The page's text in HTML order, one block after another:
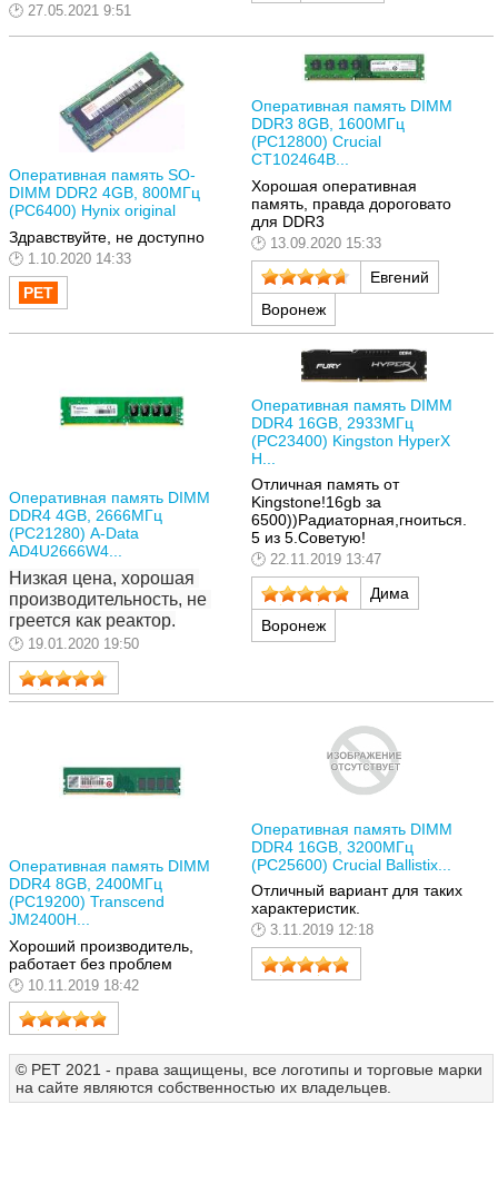
27.05.2021 9:51
Оперативная память SO-
DIMM DDR2 4GB, 800МГц
(PC6400) Hynix original
Здравствуйте, не доступно
1.10.2020 14:33
Оперативная память DIMM
DDR3 8GB, 1600МГц
(PC12800) Crucial
CT102464B...
Хорошая оперативная
память, правда дороговато
для DDR3
13.09.2020 15:33
Евгений
Воронеж
Оперативная память DIMM
DDR4 4GB, 2666МГц
(PC21280) A-Data
AD4U2666W4...
Низкая цена, хорошая
производительность, не
греется как реактор.
19.01.2020 19:50
Оперативная память DIMM
DDR4 16GB, 2933МГц
(PC23400) Kingston HyperX
H...
Отличная память от
Kingstone!16gb за
6500))Радиаторная,гноиться.
5 из 5.Советую!
22.11.2019 13:47
Дима
Воронеж
Оперативная память DIMM
DDR4 8GB, 2400МГц
(PC19200) Transcend
JM2400H...
Хороший производитель,
работает без проблем
10.11.2019 18:42
Оперативная память DIMM
DDR4 16GB, 3200МГц
(PC25600) Crucial Ballistix...
Отличный вариант для таких
характеристик.
3.11.2019 12:18
© РЕТ 2021 - права защищены, все логотипы и торговые марки
на сайте являются собственностью их владельцев.